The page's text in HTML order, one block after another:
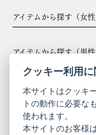
アイテムから探す（女性
アイテムから探す（男
クリーニング
クッキー利用
本サイトはクッキ
トの動作に必要な
使われます。
本サイトのお客様